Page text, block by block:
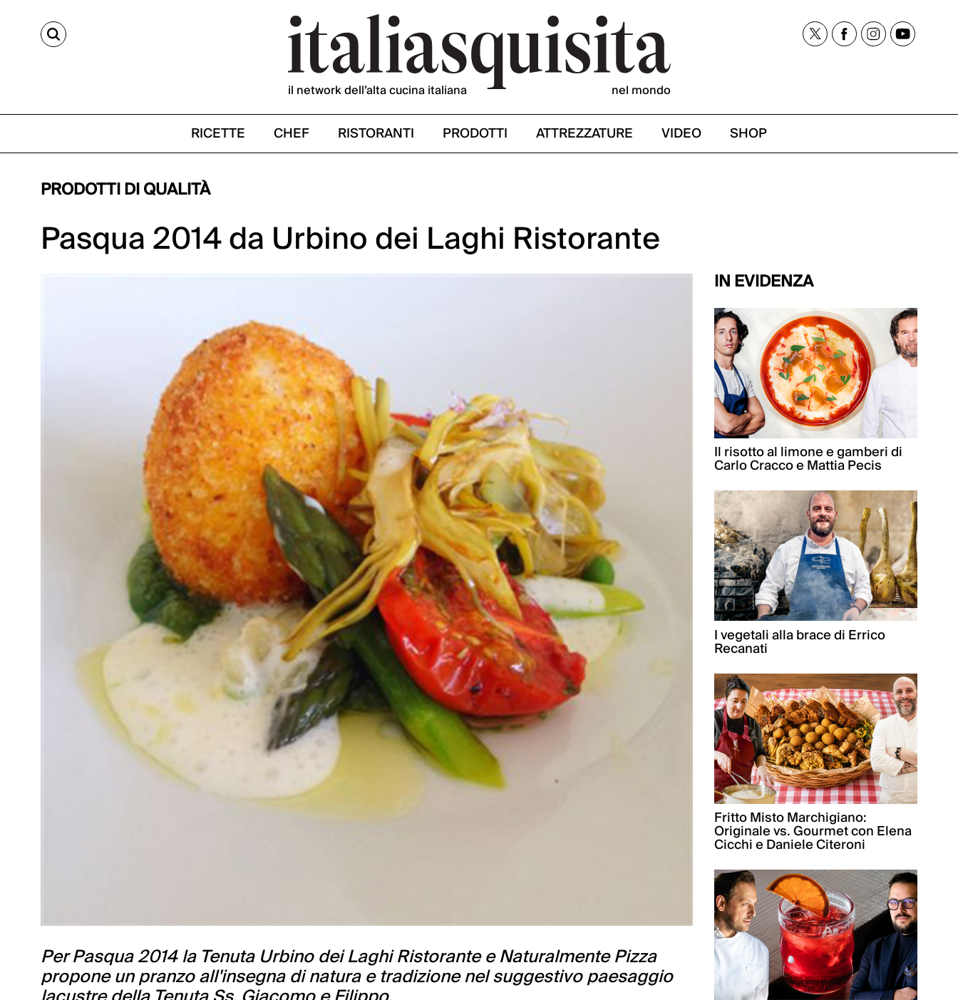
CERCA
il network dell’alta cucina italiana nel mondo
RICETTE CHEF RISTORANTI PRODOTTI ATTREZZATURE VIDEO SHOP
PRODOTTI DI QUALITÀ
Pasqua 2014 da Urbino dei Laghi Ristorante
Per Pasqua 2014 la Tenuta Urbino dei Laghi Ristorante e Naturalmente Pizza
propone un pranzo all'insegna di natura e tradizione nel suggestivo paesaggio
IN EVIDENZA
Il risotto al limone e gamberi di
Carlo Cracco e Mattia Pecis
I vegetali alla brace di Errico
Recanati
Fritto Misto Marchigiano:
Originale vs. Gourmet con Elena
Cicchi e Daniele Citeroni